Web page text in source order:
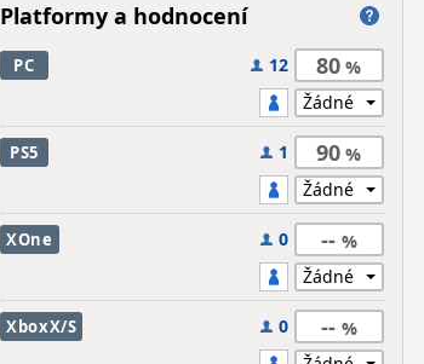
Platformy a hodnocení
PC 12 80
PS5 1 90
XOne 0 --
XboxX/S 0 --